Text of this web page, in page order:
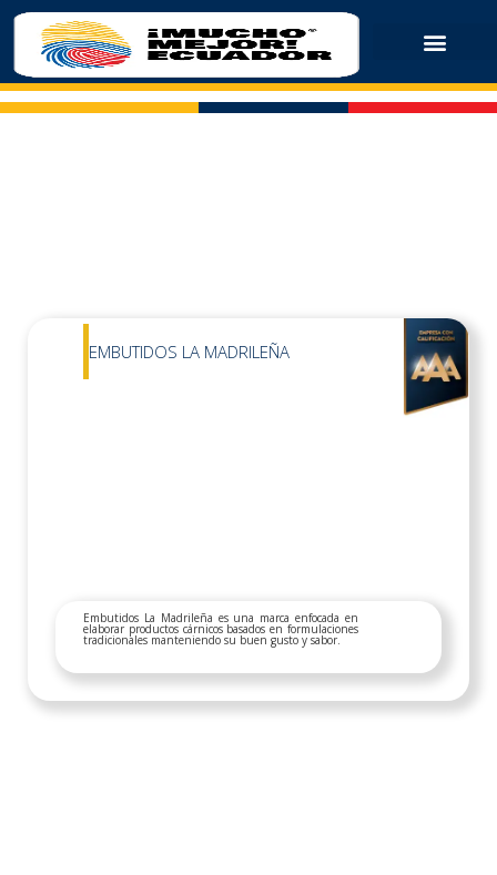
EMBUTIDOS LA MADRILEÑA
Embutidos La Madrileña es una marca enfocada en
elaborar productos cárnicos basados en formulaciones
tradicionales manteniendo su buen gusto y sabor.